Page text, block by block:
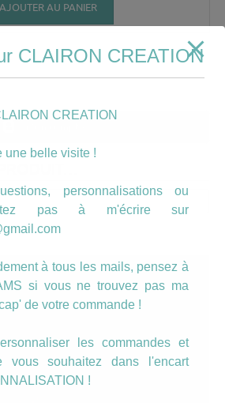
AJOUTER AU PANIER
CLAIRON CREATION
CREATION
une belle visite !
personnalisations ou
pas à m'écrire sur
à tous les mails, pensez à
si vous ne trouvez pas ma
de votre commande !
les commandes et
vous souhaitez dans l'encart
!